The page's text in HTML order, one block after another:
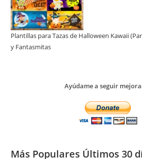
Plantillas para Tazas de Halloween Kawaii
y Fantasmitas
Ayúdame a seguir
Más Populares Últimos 30